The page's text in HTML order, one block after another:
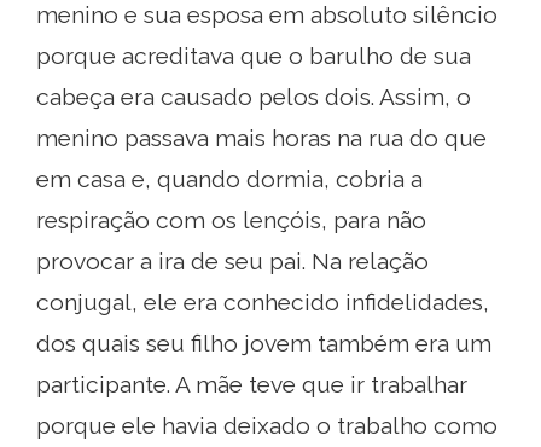
menino e sua esposa em absoluto silêncio
porque acreditava que o barulho de sua
cabeça era causado pelos dois. Assim, o
menino passava mais horas na rua do que
em casa e, quando dormia, cobria a
respiração com os lençóis, para não
provocar a ira de seu pai. Na relação
conjugal, ele era conhecido infidelidades,
dos quais seu filho jovem também era um
participante. A mãe teve que ir trabalhar
porque ele havia deixado o trabalho como